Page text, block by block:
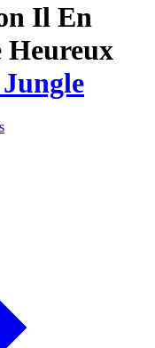
Il En
Heureux